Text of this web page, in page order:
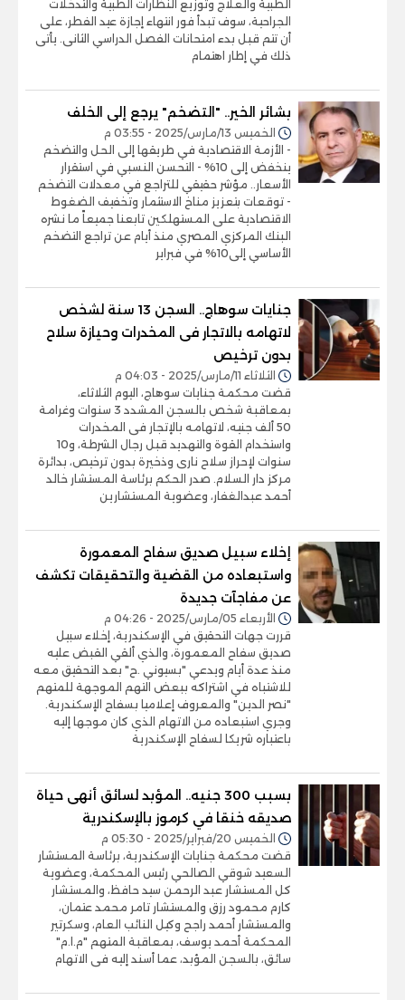
الطبية والعلاج وتوزيع النظارات الطبية والتدخلات
الجراحية، سوف تبدأ فور انتهاء إجازة عيد الفطر، على
أن تتم قبل بدء امتحانات الفصل الدراسي الثانى. يأتى
ذلك في إطار اهتمام
بشائر الخير.. "التضخم" يرجع إلى الخلف
الخميس 13/مارس/2025 - 03:55 م
- الأزمة الاقتصادية في طريقها إلى الحل والتضخم
ينخفض إلى 10% - التحسن النسبي في استقرار
الأسعار.. مؤشر حقيقي للتراجع في معدلات التضخم
- توقعات بتعزيز مناخ الاستثمار وتخفيف الضغوط
الاقتصادية على المستهلكين تابعنا جميعاً ما نشره
البنك المركزي المصري منذ أيام عن تراجع التضخم
الأساسي إلى10% في فبراير
جنايات سوهاج.. السجن 13 سنة لشخص
لاتهامه بالاتجار فى المخدرات وحيازة سلاح
بدون ترخيص
الثلاثاء 11/مارس/2025 - 04:03 م
قضت محكمة جنايات سوهاج، اليوم الثلاثاء،
بمعاقبة شخص بالسجن المشدد 3 سنوات وغرامة
50 ألف جنيه، لاتهامه بالإتجار فى المخدرات
واستخدام القوة والتهديد قبل رجال الشرطة، و10
سنوات لإحراز سلاح نارى وذخيرة بدون ترخيص، بدائرة
مركز دار السلام. صدر الحكم برئاسة المستشار خالد
أحمد عبدالغفار، وعضوية المستشارين
إخلاء سبيل صديق سفاح المعمورة
واستبعاده من القضية والتحقيقات تكشف
عن مفاجآت جديدة
الأربعاء 05/مارس/2025 - 04:26 م
قررت جهات التحقيق في الإسكندرية، إخلاء سبيل
صديق سفاح المعمورة، والذي ألقي القبض عليه
منذ عدة أيام ويدعي "بسيوني .ح" بعد التحقيق معه
للاشتباه في اشتراكه ببعض التهم الموجهة للمتهم
"نصر الدين" والمعروف إعلاميا بسفاح الإسكندرية.
وجري استبعاده من الاتهام الذي كان موجها إليه
باعتباره شريكا لسفاح الإسكندرية
بسبب 300 جنيه.. المؤبد لسائق أنهى حياة
صديقه خنقا في كرموز بالإسكندرية
الخميس 20/فبراير/2025 - 05:30 م
قضت محكمة جنايات الإسكندرية، برئاسة المستشار
السعيد شوقي الصالحي رئيس المحكمة، وعضوية
كل المستشار عبد الرحمن سيد حافظ، والمستشار
كارم محمود رزق والمستشار تامر محمد عتمان،
والمستشار أحمد راجح وكيل النائب العام، وسكرتير
المحكمة أحمد يوسف، بمعاقبة المتهم "م.ا.م"
سائق، بالسجن المؤبد، عما أسند إليه فى الاتهام